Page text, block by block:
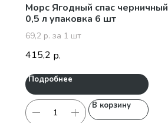
Морс Ягодный спас черничный
0,5 л упаковка 6 шт
69,2 р. за 1 шт
415,2 р.
Подробнее
В корзину